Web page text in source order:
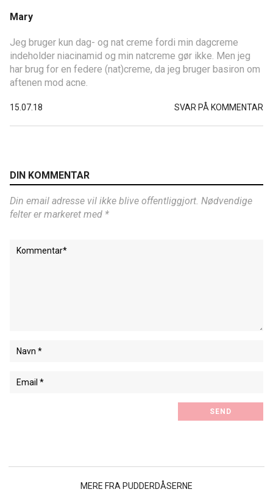
Mary
Jeg bruger kun dag- og nat creme fordi min dagcreme
indeholder niacinamid og min natcreme gør ikke. Men jeg
har brug for en federe (nat)creme, da jeg bruger basiron om
aftenen mod acne.
15.07.18 SVAR PÅ KOMMENTAR
DIN KOMMENTAR
Din email adresse vil ikke blive offentliggjort. Nødvendige
felter er markeret med *
MERE FRA PUDDERDÅSERNE